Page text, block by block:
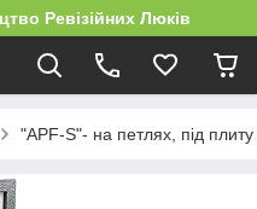
Ревізійних Люків
"APF-S"- на петлях, під плиту